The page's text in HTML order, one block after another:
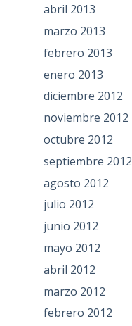
abril 2013
marzo 2013
febrero 2013
enero 2013
diciembre 2012
noviembre 2012
octubre 2012
septiembre 2012
agosto 2012
julio 2012
junio 2012
mayo 2012
abril 2012
marzo 2012
febrero 2012